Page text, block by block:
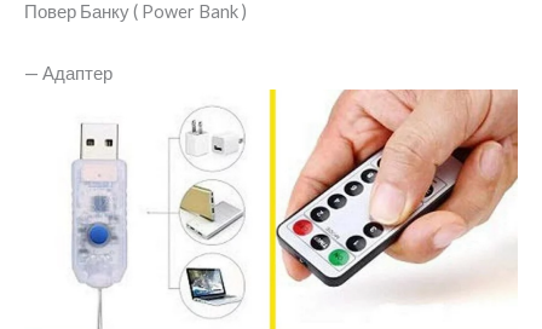
Повер Банку ( Power Bank )
— Адаптер